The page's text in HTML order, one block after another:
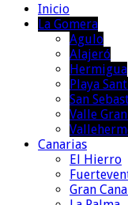
Inicio
La Gomera
Agulo
Alajeró
Hermigua
Playa
San
Valle
Canarias
El Hierro
Gran